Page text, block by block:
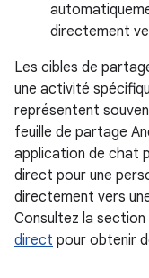
directement
Les cibles de
une activité
représentent
feuille de partage
application de chat
direct pour une
directement vers
Consultez la section
direct pour obtenir